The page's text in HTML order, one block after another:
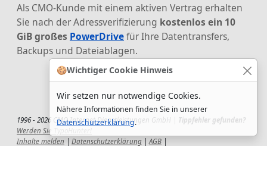
🍪Wichtiger Cookie Hinweis
Wir setzen nur notwendige Cookies.
Nähere Informationen finden Sie in unserer
Datenschutzerklärung.
Als CMO-Kunde mit einem aktiven Vertrag erhalten
Sie nach der Adressverifizierung kostenlos ein 10
GiB großes PowerDrivefür Ihre Datentransfers,
Backups und Dateiablagen.
1996 - 2026 CMO Internet Dienstleistungen GmbH | Tippfehler gefunden?
Werden Sie TypoHunter!
Inhalte melden
Datenschutzerklärung AGB